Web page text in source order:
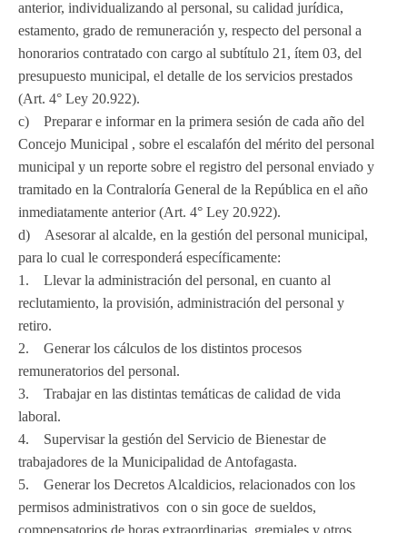
anterior, individualizando al personal, su calidad jurídica,
estamento, grado de remuneración y, respecto del personal a
honorarios contratado con cargo al subtítulo 21, ítem 03, del
presupuesto municipal, el detalle de los servicios prestados
(Art. 4° Ley 20.922).
c) Preparar e informar en la primera sesión de cada año del
Concejo Municipal , sobre el escalafón del mérito del personal
municipal y un reporte sobre el registro del personal enviado y
tramitado en la Contraloría General de la República en el año
inmediatamente anterior (Art. 4° Ley 20.922).
d) Asesorar al alcalde, en la gestión del personal municipal,
para lo cual le corresponderá específicamente:
1. Llevar la administración del personal, en cuanto al
reclutamiento, la provisión, administración del personal y
retiro.
2. Generar los cálculos de los distintos procesos
remuneratorios del personal.
3. Trabajar en las distintas temáticas de calidad de vida
laboral.
4. Supervisar la gestión del Servicio de Bienestar de
trabajadores de la Municipalidad de Antofagasta.
5. Generar los Decretos Alcaldicios, relacionados con los
permisos administrativos con o sin goce de sueldos,